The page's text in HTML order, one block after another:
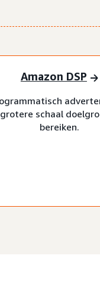
Amazon DSP
schaal
bereiken.